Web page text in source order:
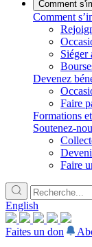
Comment
Comment
Siéger
Devenez
Faire
Formations
Soutenez-
Faire
English
Faites un don